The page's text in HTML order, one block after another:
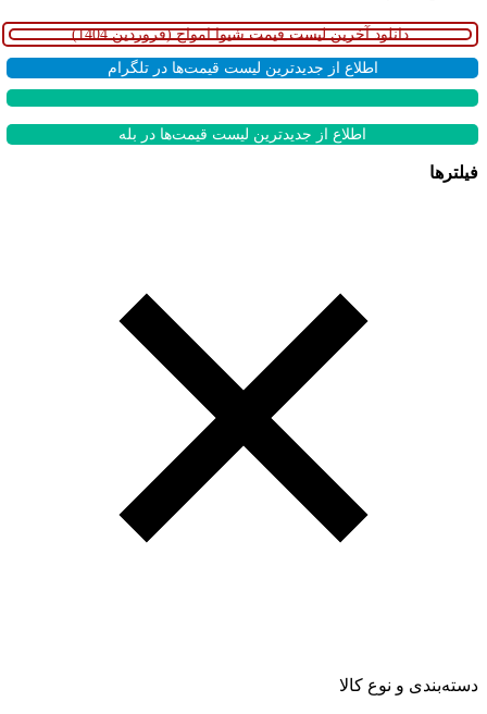
دانلود آخرين ليست قيمت شیوا امواج (فروردین 1404)
اطلاع از جدیدترین لیست قیمت‌ها در تلگرام
اطلاع از جدیدترین لیست قیمت‌ها در بله
فیلترها
دسته‌بندی و نوع کالا